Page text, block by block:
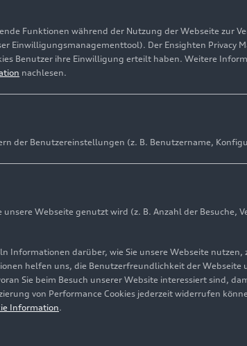
Funktionen während der Nutzung der Webseite zur
Einwilligungsmanagementtool). Der Ensighten Privacy
Benutzer ihre Einwilligung erteilt haben. Weitere
nachlesen.
der Benutzereinstellungen (z. B. Benutzername,
Webseite genutzt wird (z. B. Anzahl der Besuche,
darüber, wie Sie unsere Webseite nutzen,
helfen uns, die Benutzerfreundlichkeit der
Sie beim Besuch unserer Website interessiert sind,
von Performance Cookies jederzeit widerrufen
Information.